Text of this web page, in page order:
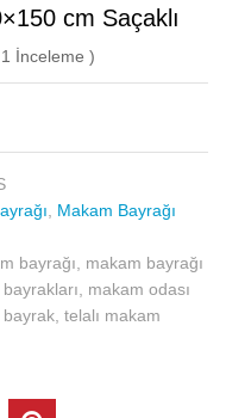
cm Saçaklı
1 İnceleme )
Makam Bayrağı
bayrağı
makam bayrağı
makam odası
bayrak telalı makam